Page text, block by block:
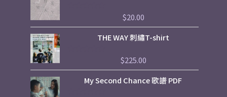
$20.00
THE WAY 刺繡T-shirt
$225.00
My Second Chance 歌譜 PDF